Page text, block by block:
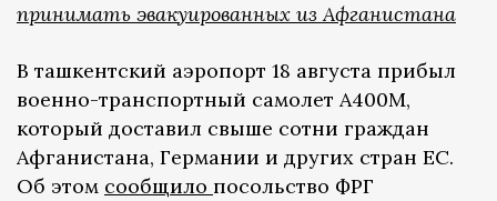
принимать эвакуированных из Афганистана
В ташкентский аэропорт 18 августа прибыл
военно-транспортный самолет А400М,
который доставил свыше сотни граждан
Афганистана, Германии и других стран ЕС.
Об этом сообщило посольство ФРГ